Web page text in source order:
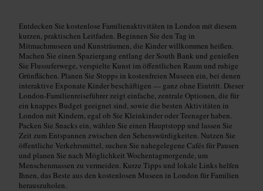
Entdecken Sie kostenlose Familienaktivitäten in London mit diesem
kurzen, praktischen Leitfaden. Beginnen Sie den Tag in
Mitmachmuseen und Kunsträumen, die Kinder willkommen heißen.
Machen Sie einen Spaziergang entlang der South Bank und genießen
Sie Flussuferwege, verspielte Kunst im öffentlichen Raum und ruhige
Grünflächen. Planen Sie Stopps in kostenfreien Museen ein, bei denen
interaktive Exponate Kinder beschäftigen — ganz ohne Eintritt. Dieser
London-Familienreiseführer zeigt einfache, zentrale Optionen, die für
ein knappes Budget geeignet sind, sowie die besten Aktivitäten in
London mit Kindern, egal ob Sie Kleinkinder oder Teenager haben.
Packen Sie Snacks ein, wählen Sie einen Hauptstopp und lassen Sie
Zeit zum Entspannen zwischen den Sehenswürdigkeiten. Nutzen Sie
öffentliche Verkehrsmittel, suchen Sie nahegelegene Cafés für Pausen
und planen Sie nach Möglichkeit Wochentagmorgende, um
Menschenmassen zu vermeiden. Kurze Tipps und lokale Links helfen
Ihnen, das Beste aus den kostenlosen Museen in London für Familien
herauszuholen.